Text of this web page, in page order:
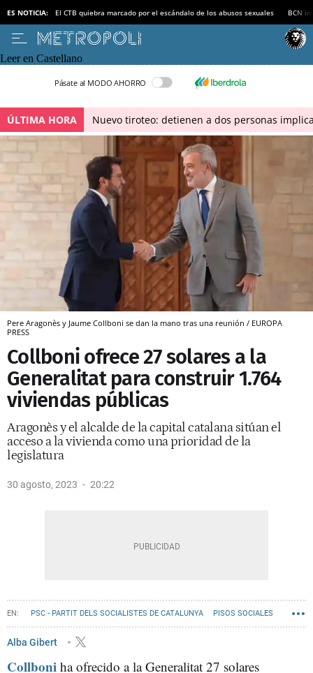
ES NOTICIA: El CTB quiebra marcado por el escándalo de los abusos sexuales BCN
Leer en Castellano
Pásate al MODO AHORRO
ÚLTIMA HORA Nuevo tiroteo: detienen a dos personas
Pere Aragonès y Jaume Collboni se dan la mano tras una reunión / EUROPA
PRESS
Collboni ofrece 27 solares a la
Generalitat para construir 1.764
viviendas públicas
Aragonès y el alcalde de la capital catalana sitúan el
acceso a la vivienda como una prioridad de la
legislatura
30 agosto, 2023 20:22
PSC - PARTIT DELS SOCIALISTES DE CATALUNYA PISOS SOCIALES
AYUNTAMIENTO DE BARCELONA
Alba Gibert
Collboni ha ofrecido a la Generalitat 27 solares